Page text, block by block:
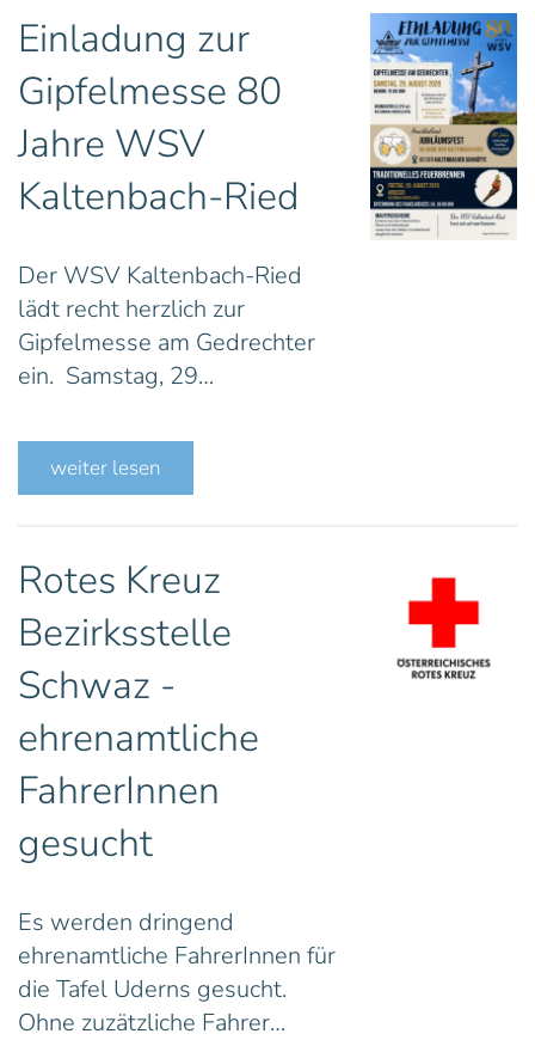
Einladung zur
Gipfelmesse 80
Jahre WSV
Kaltenbach-Ried
Der WSV Kaltenbach-Ried
lädt recht herzlich zur
Gipfelmesse am Gedrechter
ein. Samstag, 29…
weiter lesen
Rotes Kreuz
Bezirksstelle
Schwaz -
ehrenamtliche
FahrerInnen
gesucht
Es werden dringend
ehrenamtliche FahrerInnen für
die Tafel Uderns gesucht.
Ohne zuzätzliche Fahrer…